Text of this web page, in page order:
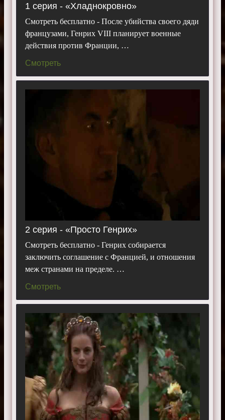
1 серия - «Хладнокровно»
Смотреть бесплатно - После убийства своего дяди
французами, Генрих VIII планирует военные
действия против Франции, …
Смотреть
2 серия - «Просто Генрих»
Смотреть бесплатно - Генрих собирается
заключить соглашение с Францией, и отношения
меж странами на пределе. …
Смотреть